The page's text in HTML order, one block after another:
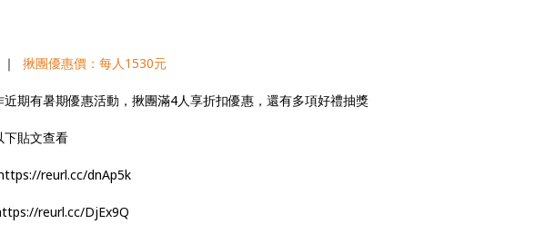
揪團優惠價：每人1530元
期有暑期優惠活動，揪團滿4人享折扣優惠，還有多項好禮抽獎
下貼文查看
reurl.cc/dnAp5k
reurl.cc/DjEx9Q